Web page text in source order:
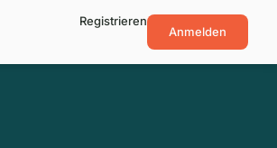
Registrieren
Anmelden